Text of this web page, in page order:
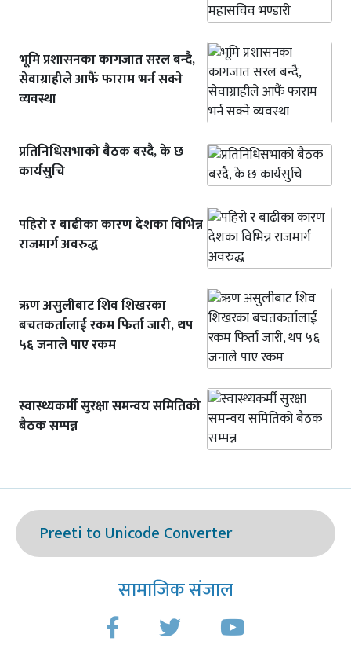
भूमि प्रशासनका कागजात सरल बन्दै,
सेवाग्राहीले आफैं फाराम भर्न सक्ने
व्यवस्था
प्रतिनिधिसभाको बैठक बस्दै, के छ
कार्यसुचि
पहिरो र बाढीका कारण देशका विभिन्न
राजमार्ग अवरुद्ध
ऋण असुलीबाट शिव शिखरका
बचतकर्तालाई रकम फिर्ता जारी, थप
५६ जनाले पाए रकम
स्वास्थ्यकर्मी सुरक्षा समन्वय समितिको
बैठक सम्पन्न
Preeti to Unicode Converter
सामाजिक संजाल